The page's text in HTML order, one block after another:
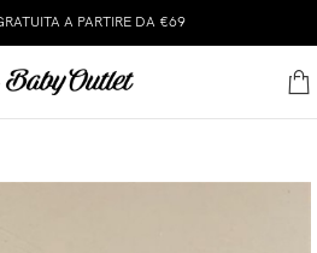
A PARTIRE DA €69